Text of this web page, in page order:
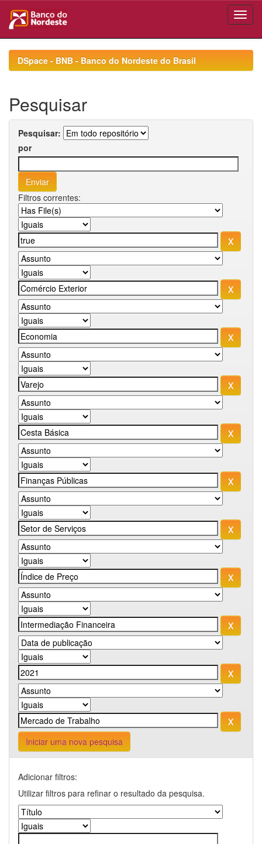
navigationDSpace - BNB - Banco do Nordeste do Brasil
Pesquisar
Pesquisar:
por
Filtros correntes:
Iniciar uma nova pesquisa
Adicionar filtros:
Utilizar filtros para refinar o resultado da pesquisa.